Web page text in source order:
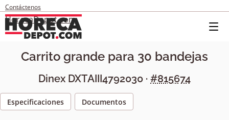
Contáctenos
HorecaDepot.com
Carrito grande para 30 bandejas
Dinex DXTAIII4792030 · #815674
Especificaciones Documentos